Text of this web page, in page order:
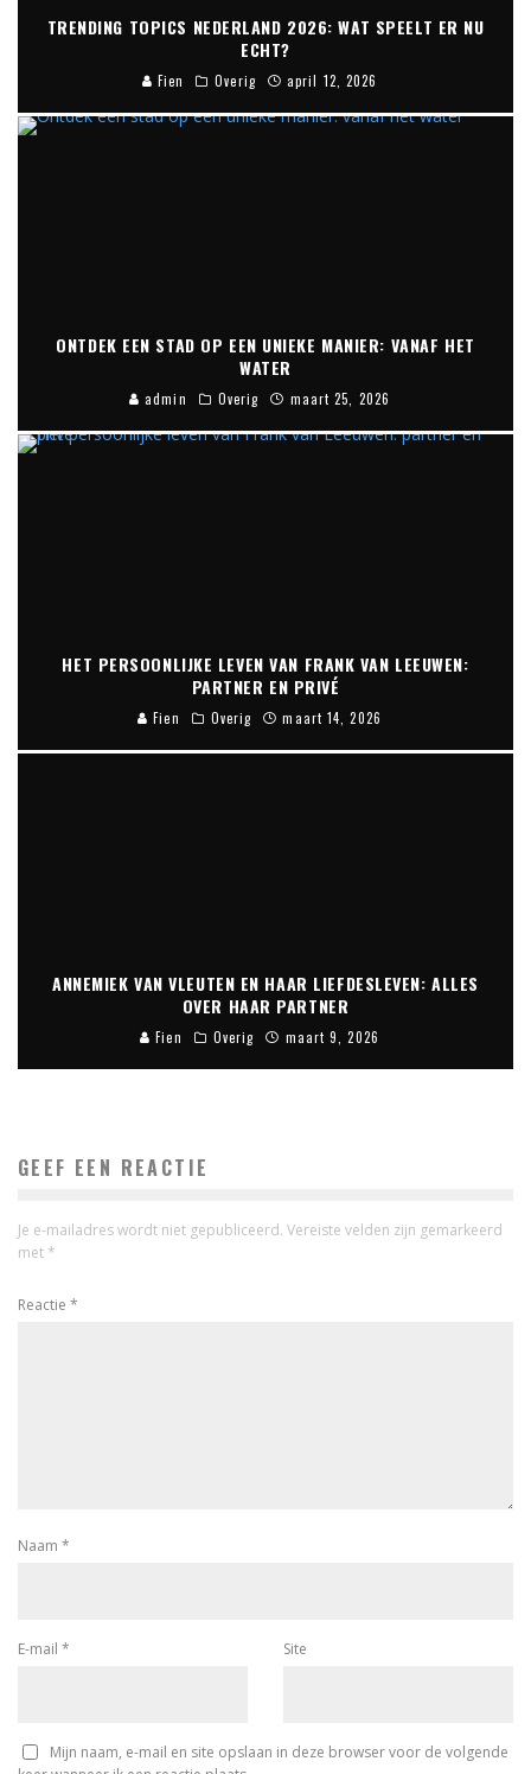
TRENDING TOPICS NEDERLAND 2026: WAT SPEELT ER NU
ECHT?
Fien Overig april 12, 2026
ONTDEK EEN STAD OP EEN UNIEKE MANIER: VANAF HET
WATER
admin Overig maart 25, 2026
HET PERSOONLIJKE LEVEN VAN FRANK VAN LEEUWEN:
PARTNER EN PRIVÉ
Fien Overig maart 14, 2026
ANNEMIEK VAN VLEUTEN EN HAAR LIEFDESLEVEN: ALLES
OVER HAAR PARTNER
Fien Overig maart 9, 2026
GEEF EEN REACTIE
Je e-mailadres wordt niet gepubliceerd. Vereiste velden zijn gemarkeerd
met *
Reactie *
Naam *
E-mail * Site
Mijn naam, e-mail en site opslaan in deze browser voor de volgende